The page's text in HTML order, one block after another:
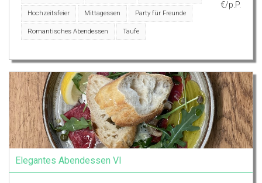
Hochzeitsfeier Mittagessen Party für Freunde
Romantisches Abendessen Taufe
€/p.P.
Elegantes Abendessen VI